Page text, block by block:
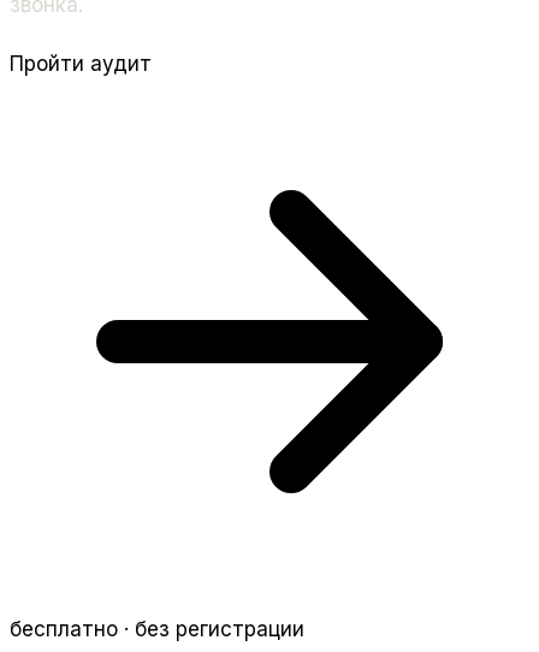
звонка.
Пройти аудит
бесплатно · без регистрации